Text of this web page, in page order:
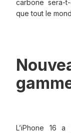
carbone sera-
que tout le
L’iPhone 16